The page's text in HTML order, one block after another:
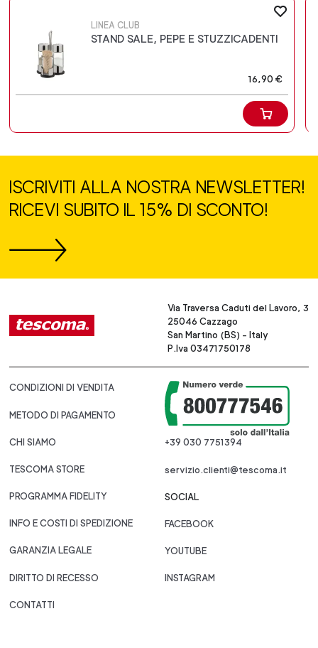
LINEA CLUB
STAND SALE, PEPE E STUZZICADENTI
16,90 €
ISCRIVITI ALLA NOSTRA NEWSLETTER!
RICEVI SUBITO IL 15% DI SCONTO!
Via Traversa Caduti del Lavoro, 3
25046 Cazzago
San Martino (BS) - Italy
P.Iva 03471750178
CONDIZIONI DI VENDITA
METODO DI PAGAMENTO
CHI SIAMO
TESCOMA STORE
PROGRAMMA FIDELITY
INFO E COSTI DI SPEDIZIONE
GARANZIA LEGALE
DIRITTO DI RECESSO
CONTATTI
+39 030 7751394
servizio.clienti@tescoma.it
SOCIAL
FACEBOOK
YOUTUBE
INSTAGRAM